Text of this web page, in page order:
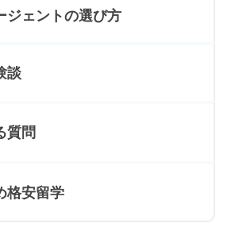
ジェントの選び方
談
質問
格安留学